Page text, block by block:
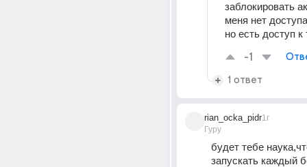
заблокировать
меня нет
но есть доступ
-1
1 ответ
rian_ocka_pidr
Гуру
1г
будет тебе
запускать каждый